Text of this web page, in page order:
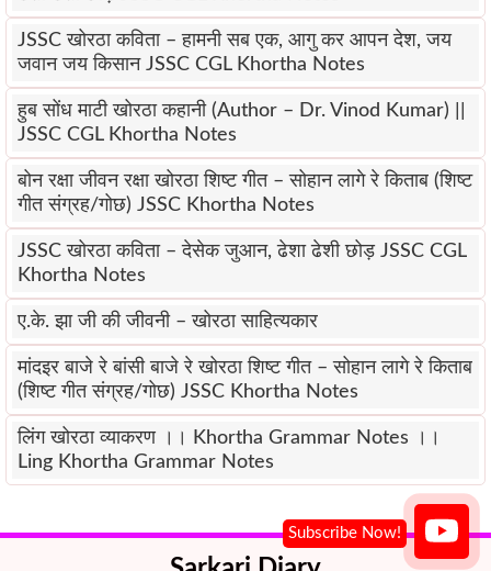
JSSC खोरठा कविता – हामनी सब एक, आगु कर आपन देश, जय
जवान जय किसान JSSC CGL Khortha Notes
हुब सोंध माटी खोरठा कहानी (Author – Dr. Vinod Kumar) ||
JSSC CGL Khortha Notes
बोन रक्षा जीवन रक्षा खोरठा शिष्ट गीत – सोहान लागे रे किताब (शिष्ट
गीत संग्रह/गोछ) JSSC Khortha Notes
JSSC खोरठा कविता – देसेक जुआन, ढेशा ढेशी छोड़ JSSC CGL
Khortha Notes
ए.के. झा जी की जीवनी – खोरठा साहित्यकार
मांदइर बाजे रे बांसी बाजे रे खोरठा शिष्ट गीत – सोहान लागे रे किताब
(शिष्ट गीत संग्रह/गोछ) JSSC Khortha Notes
लिंग खोरठा व्याकरण ।। Khortha Grammar Notes ।।
Ling Khortha Grammar Notes